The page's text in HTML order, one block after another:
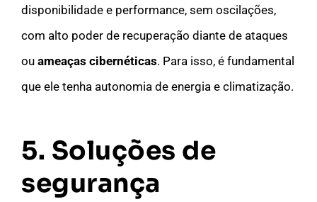
disponibilidade e performance, sem oscilações,
com alto poder de recuperação diante de ataques
ou ameaças cibernéticas. Para isso, é fundamental
que ele tenha autonomia de energia e climatização.
5. Soluções de
segurança